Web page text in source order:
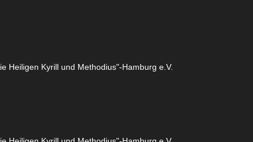
Heiligen Kyrill und Methodius"-Hamburg e.V.